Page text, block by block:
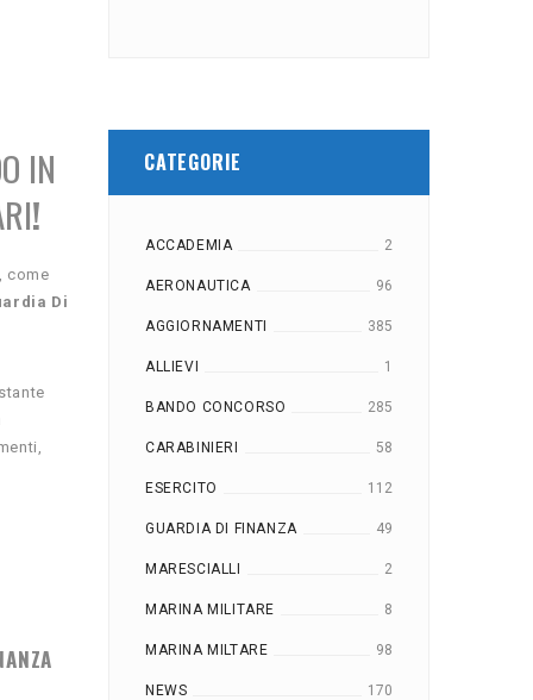
IN
!
come
Di
CATEGORIE
ACCADEMIA 2
AERONAUTICA 96
AGGIORNAMENTI 385
ALLIEVI 1
BANDO CONCORSO 285
CARABINIERI 58
ESERCITO 112
GUARDIA DI FINANZA 49
MARESCIALLI 2
MARINA MILITARE 8
MARINA MILTARE 98
NEWS 170